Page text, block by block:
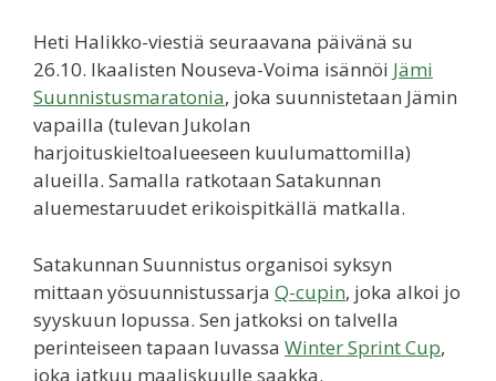
Heti Halikko-viestiä seuraavana päivänä su
26.10. Ikaalisten Nouseva-Voima isännöi Jämi
Suunnistusmaratonia, joka suunnistetaan Jämin
vapailla (tulevan Jukolan
harjoituskieltoalueeseen kuulumattomilla)
alueilla. Samalla ratkotaan Satakunnan
aluemestaruudet erikoispitkällä matkalla.
Satakunnan Suunnistus organisoi syksyn
mittaan yösuunnistussarja Q-cupin, joka alkoi jo
syyskuun lopussa. Sen jatkoksi on talvella
perinteiseen tapaan luvassa Winter Sprint Cup,
joka jatkuu maaliskuulle saakka.